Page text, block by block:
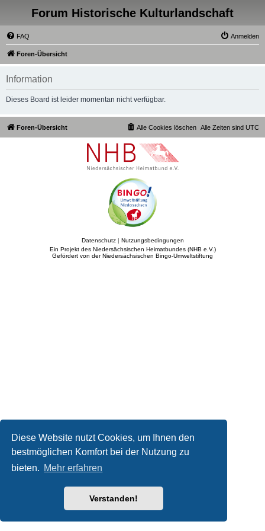
Diese Website nutzt Cookies, um Ihnen den
bestmöglichen Komfort bei der Nutzung zu
bieten. Mehr erfahren
Verstanden!
Forum Historische Kulturlandschaft
FAQ Anmelden
Foren-Übersicht
Information
Dieses Board ist leider momentan nicht verfügbar.
Foren-Übersicht Alle Zeiten sind UTC
Alle Cookies löschen
Datenschutz| Nutzungsbedingungen
Ein Projekt des Niedersächsischen Heimatbundes (NHB e.V.)
Gefördert von der Niedersächsischen Bingo-Umweltstiftung